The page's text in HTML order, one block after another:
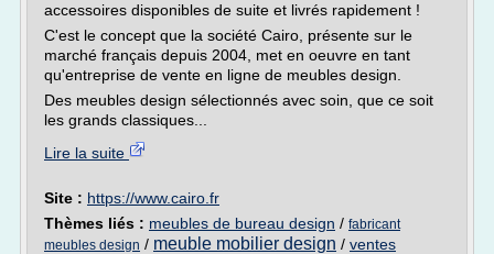
accessoires disponibles de suite et livrés rapidement !
C'est le concept que la société Cairo, présente sur le
marché français depuis 2004, met en oeuvre en tant
qu'entreprise de vente en ligne de meubles design.
Des meubles design sélectionnés avec soin, que ce soit
les grands classiques...
Lire la suite
Site : https://www.cairo.fr
Thèmes liés : meubles de bureau design / fabricant
meubles design / meuble mobilier design / ventes